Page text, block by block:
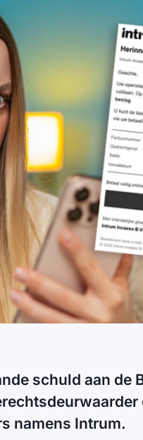
schuld aan de
namens Intrum.